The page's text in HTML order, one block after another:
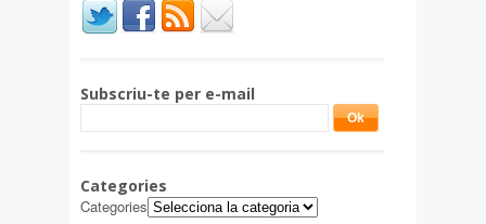
Subscriu-te per e-mail
Categories
Categories